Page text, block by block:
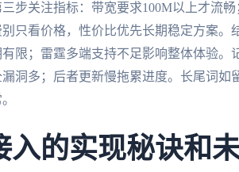
步关注指标：带宽要求100M以上才流
只看价格，性价比优先长期稳定方案
限；雷霆多端支持不足影响整体体验。
洞多；后者更新慢拖累进度。长尾词
入的实现秘诀和